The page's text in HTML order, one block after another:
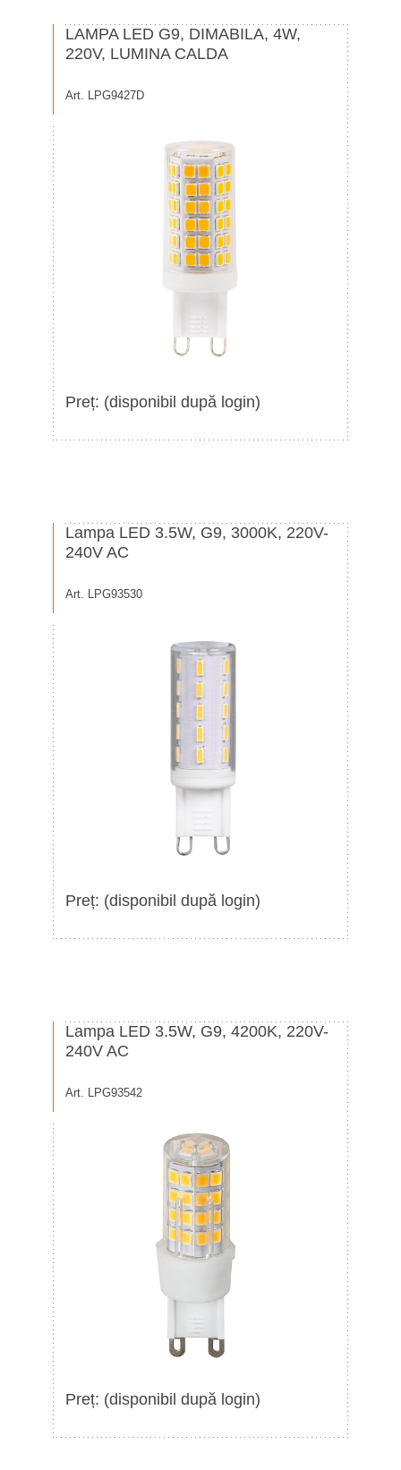
LAMPA LED G9, DIMABILA, 4W,
220V, LUMINA CALDA
Art. LPG9427D
Preț: (disponibil după login)
Lampa LED 3.5W, G9, 3000K, 220V-
240V AC
Art. LPG93530
Preț: (disponibil după login)
Lampa LED 3.5W, G9, 4200K, 220V-
240V AC
Art. LPG93542
Preț: (disponibil după login)